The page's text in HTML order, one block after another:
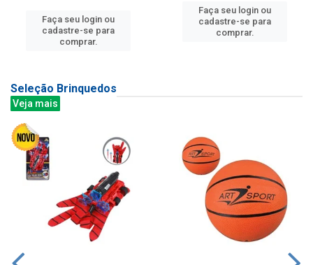
Faça seu login ou
cadastre-se para
comprar.
Faça seu login ou
cadastre-se para
comprar.
Seleção Brinquedos
Veja mais